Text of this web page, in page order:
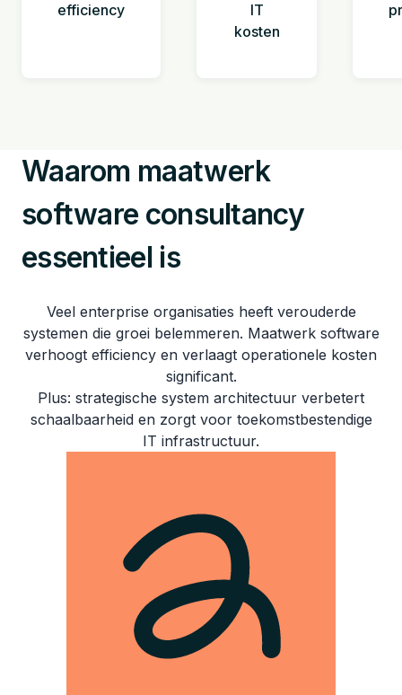
efficiency
IT
kosten
Waarom maatwerk
software consultancy
essentieel is
Veel enterprise organisaties heeft verouderde
systemen die groei belemmeren. Maatwerk software
verhoogt efficiency en verlaagt operationele kosten
significant.
Plus: strategische system architectuur verbetert
schaalbaarheid en zorgt voor toekomstbestendige
IT infrastructuur.